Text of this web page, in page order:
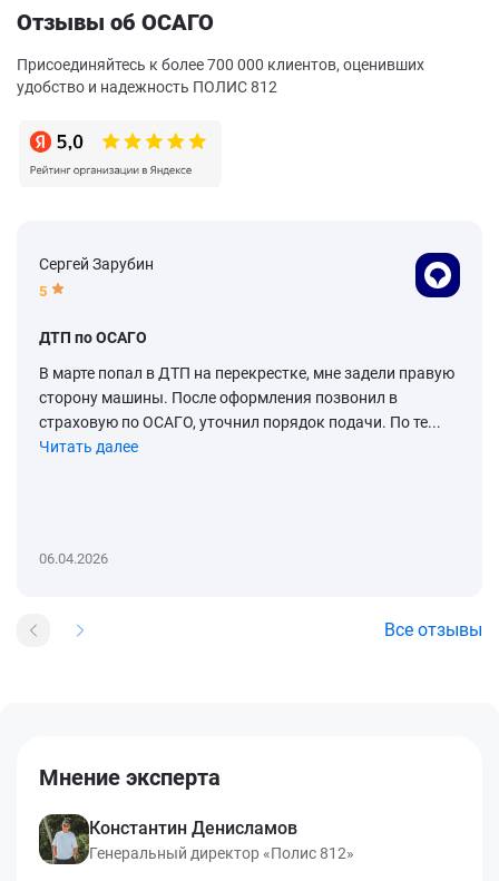
Отзывы об ОСАГО
Присоединяйтесь к более 700 000 клиентов, оценивших
удобство и надежность ПОЛИС 812
Сергей Зарубин
5
ДТП по ОСАГО
В марте попал в ДТП на перекрестке, мне задели правую
сторону машины. После оформления позвонил в
страховую по ОСАГО, уточнил порядок подачи. По те...
Читать далее
06.04.2026
Все отзывы
Мнение эксперта
Константин Денисламов
Генеральный директор «Полис 812»